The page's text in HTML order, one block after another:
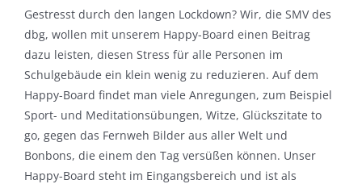
Gestresst durch den langen Lockdown? Wir, die SMV des
dbg, wollen mit unserem Happy-Board einen Beitrag
dazu leisten, diesen Stress für alle Personen im
Schulgebäude ein klein wenig zu reduzieren. Auf dem
Happy-Board findet man viele Anregungen, zum Beispiel
Sport- und Meditationsübungen, Witze, Glückszitate to
go, gegen das Fernweh Bilder aus aller Welt und
Bonbons, die einem den Tag versüßen können. Unser
Happy-Board steht im Eingangsbereich und ist als